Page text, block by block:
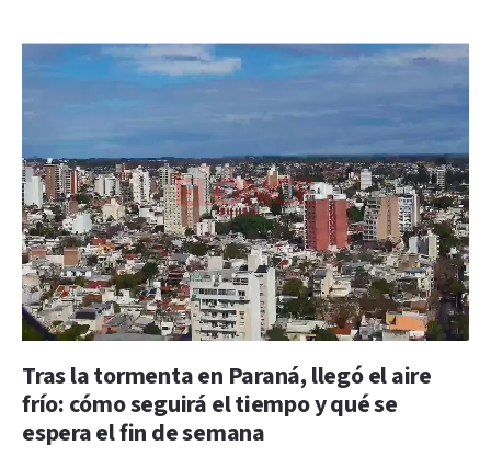
Tras la tormenta en Paraná, llegó el aire
frío: cómo seguirá el tiempo y qué se
espera el fin de semana